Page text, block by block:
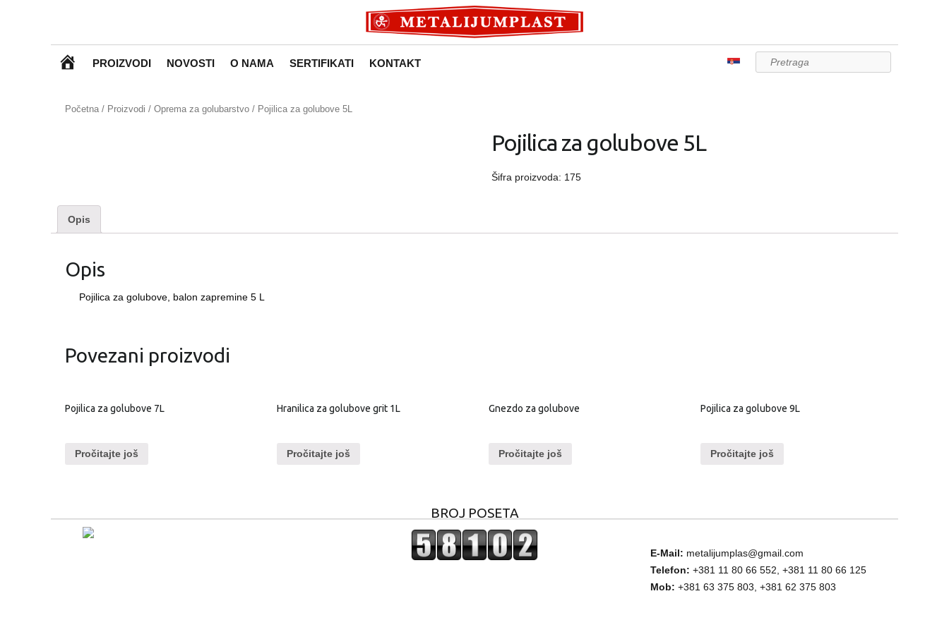
Pretraga
Č
A
PROIZVODI NOVOSTI O NAMA SERTIFIKATI KONTAKT
Početna / Proizvodi / Oprema za golubarstvo / Pojilica za golubove 5L
Pojilica za golubove 5L
Šifra proizvoda: 175
Opis
Opis
Pojilica za golubove, balon zapremine 5 L
Povezani proizvodi
Pojilica za golubove 7L
Pročitajte još
Hranilica za golubove grit 1L
Pročitajte još
Gnezdo za golubove
Pročitajte još
Pojilica za golubove 9L
Pročitajte još
E-Mail: metalijumplas@gmail.com
Telefon: +381 11 80 66 552, +381 11 80 66 125
Mob: +381 63 375 803, +381 62 375 803
BROJ POSETA